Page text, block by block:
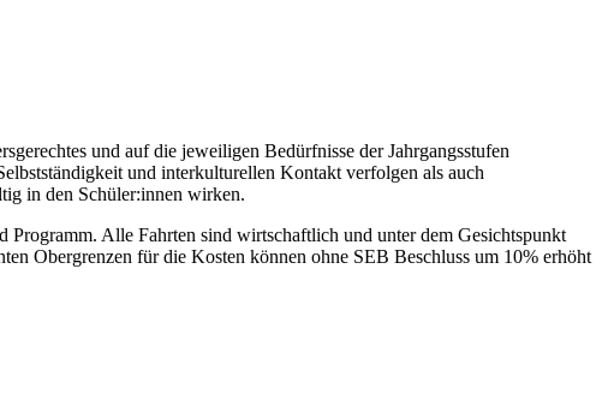
und auf die jeweiligen Bedürfnisse der Jahrgangsstufen
und interkulturellen Kontakt verfolgen als auch
in den Schüler:innen wirken.
Alle Fahrten sind wirtschaftlich und unter dem Gesichtspunkt
Obergrenzen für die Kosten können ohne SEB Beschluss um 10% erhöht